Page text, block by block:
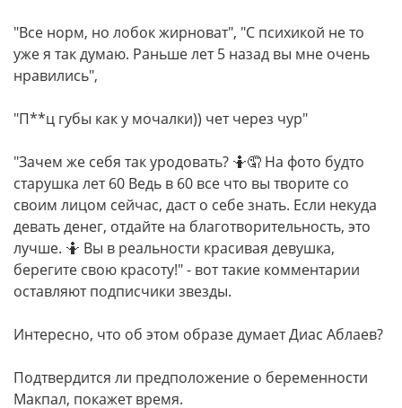
"Все норм, но лобок жирноват", "С психикой не то
уже я так думаю. Раньше лет 5 назад вы мне очень
нравились",
"П**ц губы как у мочалки)) чет через чур"
"Зачем же себя так уродовать? 🤷🤦 На фото будто
старушка лет 60 Ведь в 60 все что вы творите со
своим лицом сейчас, даст о себе знать. Если некуда
девать денег, отдайте на благотворительность, это
лучше. 🤷 Вы в реальности красивая девушка,
берегите свою красоту!" - вот такие комментарии
оставляют подписчики звезды.
Интересно, что об этом образе думает Диас Аблаев?
Подтвердится ли предположение о беременности
Макпал, покажет время.